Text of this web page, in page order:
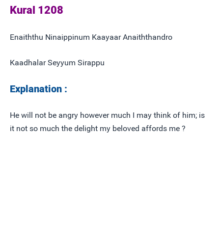
Kural 1208
Enaiththu Ninaippinum Kaayaar Anaiththandro
Kaadhalar Seyyum Sirappu
Explanation :
He will not be angry however much I may think of him; is
it not so much the delight my beloved affords me ?